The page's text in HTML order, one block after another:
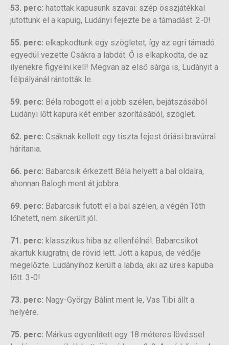
53. perc: hatottak kapusunk szavai: szép összjátékkal
jutottunk el a kapuig, Ludányi fejezte be a támadást. 2-0!
55. perc: elkapkodtunk egy szögletet, így az egri támadó
egyedül vezette Csákra a labdát. Ő is elkapkodta, de az
ilyenekre figyelni kell! Megvan az első sárga is, Ludányit a
félpályánál rántották le.
59. perc: Béla robogott el a jobb szélen, bejátszásából
Ludányi lőtt kapura két ember szorításából, szöglet.
62. perc: Csáknak kellett egy tiszta fejest óriási bravúrral
hárítania.
66. perc: Babarcsik érkezett Béla helyett a bal oldalra,
ahonnan Balogh ment át jobbra.
69. perc: Babarcsik futott el a bal szélen, a végén Tóth
lőhetett, nem sikerült jól.
71. perc: klasszikus hiba az ellenfélnél. Babarcsikot
akartuk kiugratni, de rövid lett. Jött a kapus, de védője
megelőzte. Ludányihoz került a labda, aki az üres kapuba
lőtt. 3-0!
73. perc: Nagy-György Bálint ment le, Vas Tibi állt a
helyére.
75. perc: Márkus egyenlített egy 18 méteres lövéssel